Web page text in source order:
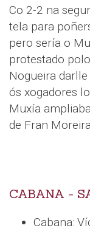
Co 2-2 na
tela para
pero sería o
protestado
Nogueira
ós xogadores
Muxía
de Fran
CABANA -
Cabana: